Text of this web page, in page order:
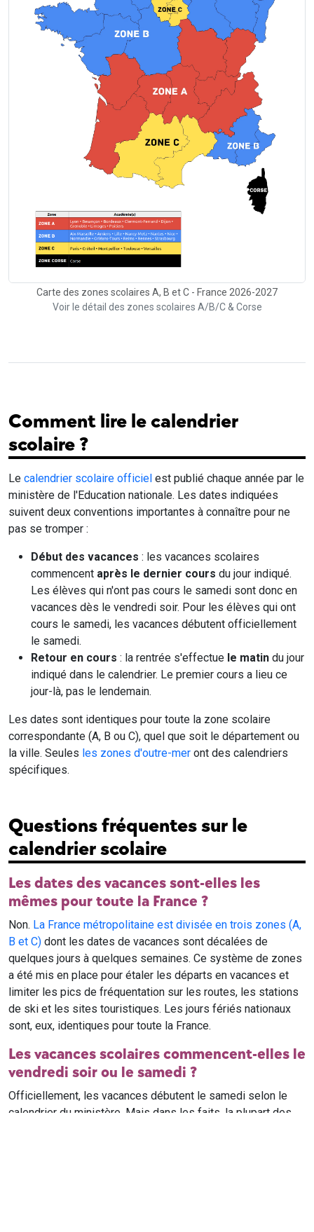
Carte des zones scolaires A, B et C - France 2026-2027
Voir le détail des zones scolaires A/B/C & Corse
Comment lire le calendrier
scolaire ?
Le calendrier scolaire officiel est publié chaque année par le
ministère de l'Education nationale. Les dates indiquées
suivent deux conventions importantes à connaître pour ne
pas se tromper :
Début des vacances : les vacances scolaires
commencent après le dernier cours du jour indiqué.
Les élèves qui n'ont pas cours le samedi sont donc en
vacances dès le vendredi soir. Pour les élèves qui ont
cours le samedi, les vacances débutent officiellement
le samedi.
Retour en cours : la rentrée s'effectue le matin du jour
indiqué dans le calendrier. Le premier cours a lieu ce
jour-là, pas le lendemain.
Les dates sont identiques pour toute la zone scolaire
correspondante (A, B ou C), quel que soit le département ou
la ville. Seules les zones d'outre-mer ont des calendriers
spécifiques.
Questions fréquentes sur le
calendrier scolaire
Les dates des vacances sont-elles les
mêmes pour toute la France ?
Non. La France métropolitaine est divisée en trois zones (A,
B et C) dont les dates de vacances sont décalées de
quelques jours à quelques semaines. Ce système de zones
a été mis en place pour étaler les départs en vacances et
limiter les pics de fréquentation sur les routes, les stations
de ski et les sites touristiques. Les jours fériés nationaux
sont, eux, identiques pour toute la France.
Les vacances scolaires commencent-elles le
vendredi soir ou le samedi ?
Officiellement, les vacances débutent le samedi selon le
calendrier du ministère. Mais dans les faits, la plupart des